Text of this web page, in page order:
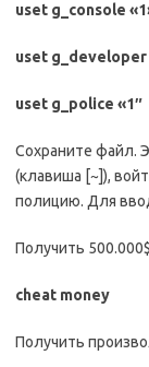
uset g_console
uset g_developer
uset g_police «1″
Сохраните файл.
(клавиша [~]),
полицию. Для
Получить 500.000$
cheat money
Получить